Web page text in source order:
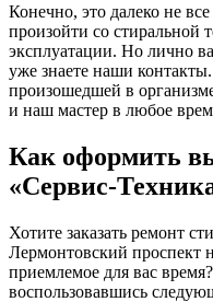
Конечно, это далеко не
произойти со стиральной
эксплуатации. Но лично
уже знаете наши
произошедшей в
и наш мастер в любое
Как оформить
«Сервис-
Хотите заказать ремонт
Лермонтовский проспект
приемлемое для вас
воспользовавшись